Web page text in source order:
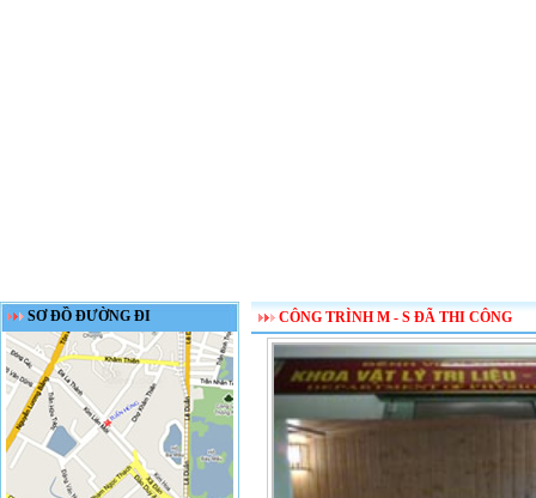
SƠ ĐỒ ĐƯỜNG ĐI CÔNG TRÌNH M - S ĐÃ THI CÔNG